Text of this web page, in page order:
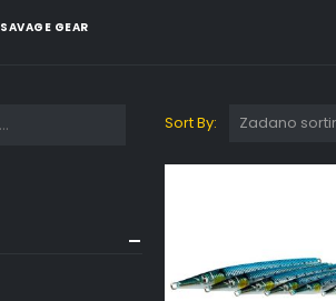
SAVAGE GEAR
Sort By: